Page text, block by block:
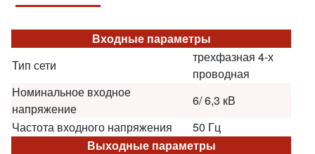
Входные параметры
Тип сети
трехфазная 4-х
проводная
Номинальное входное
напряжение
6/ 6,3 кВ
Частота входного напряжения
50 Гц
Выходные параметры